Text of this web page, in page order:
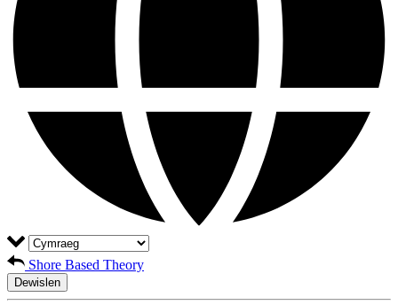
Shore Based Theory
Dewislen